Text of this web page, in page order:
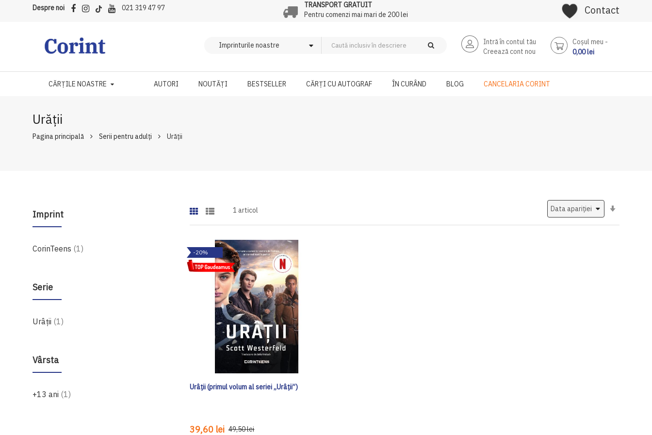
Despre noi 021 319 47 97
TRANSPORT GRATUIT
Pentru comenzi mai mari de 200 lei
Contact
Intră în contul tău
Creează cont nou
Coşul meu
0,00 lei
CĂRȚILE NOASTRE AUTORI NOUTĂȚI BESTSELLER CĂRȚI CU AUTOGRAF ÎN CURÂND BLOG CANCELARIA CORINT
Urății
Pagina principală Serii pentru adulți Urății
Imprint
CorinTeens 1produs
Serie
Urâții 1produs
Vârsta
+13 ani 1produs
1 articol
-20%
Urâții (primul volum al seriei „Urâții”)
39,60 lei 49,50 lei